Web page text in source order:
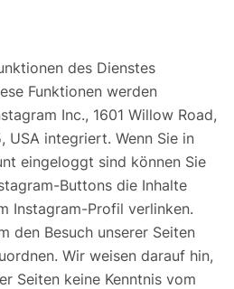
des Dienstes
Funktionen werden
Inc., 1601 Willow Road,
USA integriert. Wenn Sie in
eingeloggt sind können Sie
Buttons die Inhalte
Instagram-Profil verlinken.
den Besuch unserer Seiten
Wir weisen darauf hin,
Seiten keine Kenntnis vom